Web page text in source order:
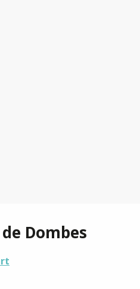
Dombes